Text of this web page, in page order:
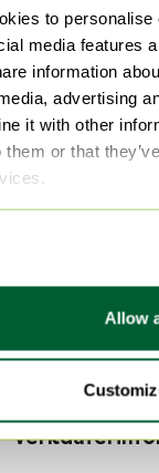
to personalise
media features
information
advertising
it with other
them or that
Allow
Anzahl der
Höhe
Breite
Tiefe